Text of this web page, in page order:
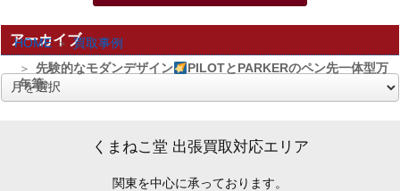
HOME
買取事例
先験的なモダンデザイン
PILOTとPARKERのペン先一体型万
年筆♪
アーカイブ
くまねこ堂 出張買取対応エリア
関東を中心に承っております。